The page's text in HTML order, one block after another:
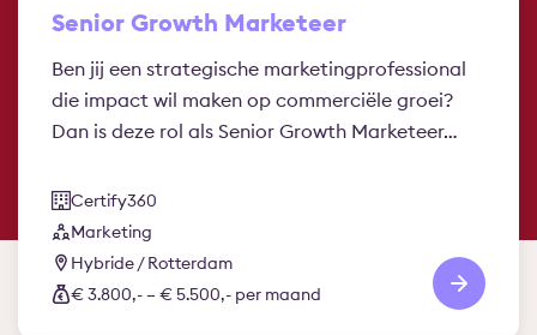
Senior Growth Marketeer
Ben jij een strategische marketingprofessional
die impact wil maken op commerciële groei?
Dan is deze rol als Senior Growth Marketeer…
Certify360
Marketing
Hybride / Rotterdam
€ 3.800,- – € 5.500,- per maand